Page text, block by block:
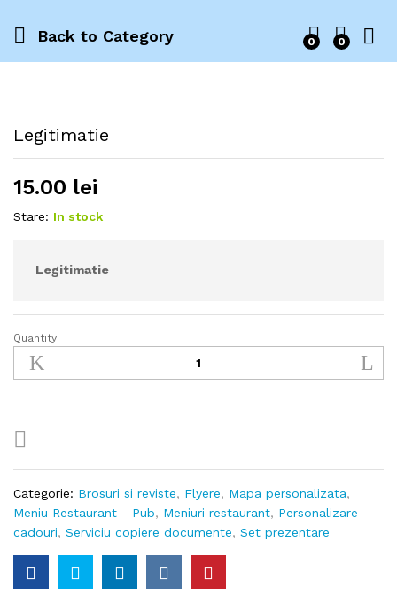
Back to Category 0 0
Legitimatie
15.00 lei
Stare: In stock
Legitimatie
Legitimatie
quantity
Quantity
Categorie: Brosuri si reviste, Flyere, Mapa personalizata,
Meniu Restaurant - Pub, Meniuri restaurant, Personalizare
cadouri, Serviciu copiere documente, Set prezentare